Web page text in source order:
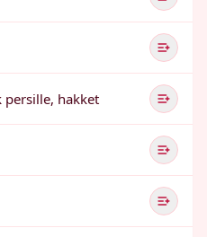
hakket